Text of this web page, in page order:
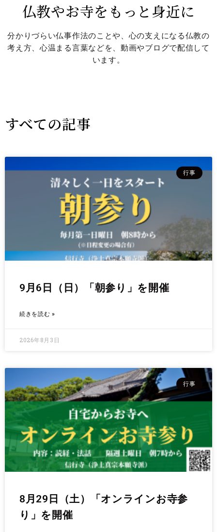
仏教やお寺をもっと身近に
分かりづらい仏事作法のことや、心の支えになる仏教の
考え方、心温まる言葉などを、動画やブログで配信して
います。
すべての記事
行事
9月6日（日）「朝参り」を開催
続きを読む »
2026年8月3日
行事
8月29日（土）「オンラインお寺参
り」を開催